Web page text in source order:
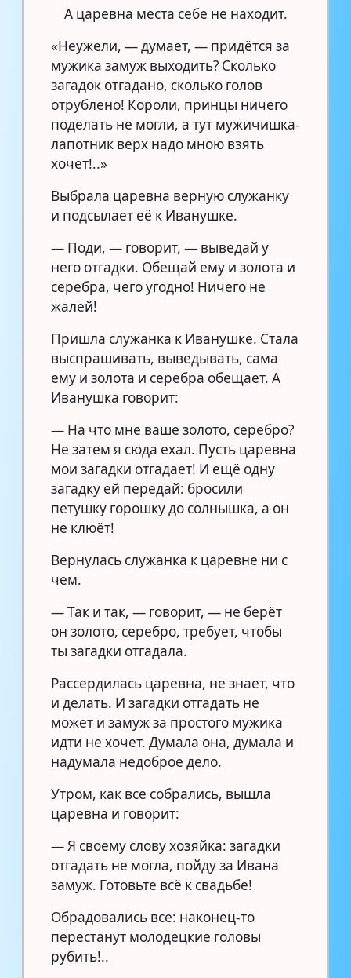
А царевна места себе не находит.
«Неужели, — думает, — придётся за
мужика замуж выходить? Сколько
загадок отгадано, сколько голов
отрублено! Короли, принцы ничего
поделать не могли, а тут мужичишка-
лапотник верх надо мною взять
хочет!..»
Выбрала царевна верную служанку
и подсылает её к Иванушке.
— Поди, — говорит, — выведай у
него отгадки. Обещай ему и золота и
серебра, чего угодно! Ничего не
жалей!
Пришла служанка к Иванушке. Стала
выспрашивать, выведывать, сама
ему и золота и серебра обещает. А
Иванушка говорит:
— На что мне ваше золото, серебро?
Не затем я сюда ехал. Пусть царевна
мои загадки отгадает! И ещё одну
загадку ей передай: бросили
петушку горошку до солнышка, а он
не клюёт!
Вернулась служанка к царевне ни с
чем.
— Так и так, — говорит, — не берёт
он золото, серебро, требует, чтобы
ты загадки отгадала.
Рассердилась царевна, не знает, что
и делать. И загадки отгадать не
может и замуж за простого мужика
идти не хочет. Думала она, думала и
надумала недоброе дело.
Утром, как все собрались, вышла
царевна и говорит:
— Я своему слову хозяйка: загадки
отгадать не могла, пойду за Ивана
замуж. Готовьте всё к свадьбе!
Обрадовались все: наконец-то
перестанут молодецкие головы
рубить!..